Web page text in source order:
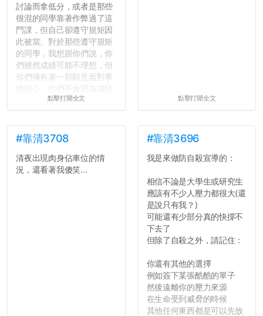
討論而拿低分，或者是那些
很混的同學靠著作弊過了這
門課，但自己卻遵守規矩因
此被當。對於那些遵守規矩
的同學，我想跟你們說，你
們雖然成績可能不理想，但
你們擁有著一顆願意面對事
壓力而選擇逃避(作弊)，在
績無法體現你們的努力，但
往後你們正直的態度一定會
讓你們在社會上適應得更
好。最後，那些作弊的同
點擊打開全文 點擊打開全文
#靠清3708
清夜出現肉身佔車位的情
況，還看著我傻笑...
#靠清3696
我是來做防自殺宣導的：
相信不論是大學生或研究生
應該有不少人壓力都很大(還
是說只有我？)
可能還有少部分真的快撐不
下去了
但除了自殺之外，請記住：
你還有其他的選擇
例如簽下某張酷酷的單子
然後遠離你的壓力來源
在生命受到威脅的時候
其他任何東西都是可以先放